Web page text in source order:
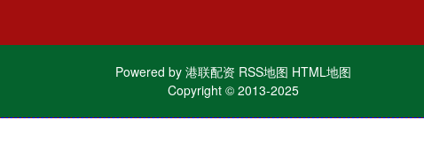
Powered by 港联配资 RSS地图 HTML地图
Copyright © 2013-2025